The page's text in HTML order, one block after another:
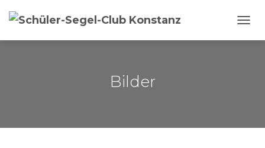
Bilder